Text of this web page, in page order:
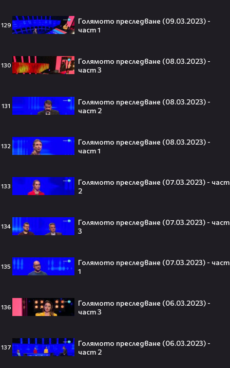
129
Голямото преследване (09.03.2023) -
част 1
130
Голямото преследване (08.03.2023) -
част 3
131
Голямото преследване (08.03.2023) -
част 2
132
Голямото преследване (08.03.2023) -
част 1
133
Голямото преследване (07.03.2023) - част
2
134
Голямото преследване (07.03.2023) - част
3
135
Голямото преследване (07.03.2023) - част
1
136
Голямото преследване (06.03.2023) -
част 3
137
Голямото преследване (06.03.2023) -
част 2
Theo в The Voice Cast: "Правен съм
Съдията отложи сливането на
Paramount и Warner Bros. за 110
Любов или скандал? Карди Би и
Мадука Окойе разпалиха
IShowSpeed?! Истината зад
сделката, която разтърси целия
получава PC версията която
чакахме🎮🤩